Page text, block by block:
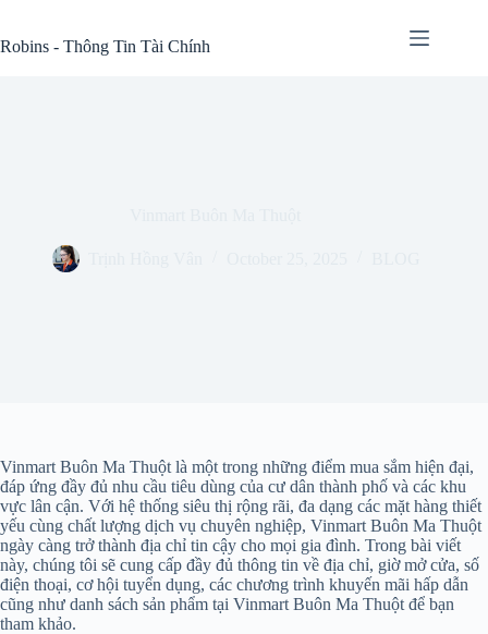
content
Robins - Thông Tin Tài Chính
Vinmart Buôn Ma Thuột là một trong những điểm mua sắm hiện đại,
đáp ứng đầy đủ nhu cầu tiêu dùng của cư dân thành phố và các khu
vực lân cận. Với hệ thống siêu thị rộng rãi, đa dạng các mặt hàng thiết
yếu cùng chất lượng dịch vụ chuyên nghiệp, Vinmart Buôn Ma Thuột
ngày càng trở thành địa chỉ tin cậy cho mọi gia đình. Trong bài viết
này, chúng tôi sẽ cung cấp đầy đủ thông tin về địa chỉ, giờ mở cửa, số
điện thoại, cơ hội tuyển dụng, các chương trình khuyến mãi hấp dẫn
cũng như danh sách sản phẩm tại Vinmart Buôn Ma Thuột để bạn
tham khảo.